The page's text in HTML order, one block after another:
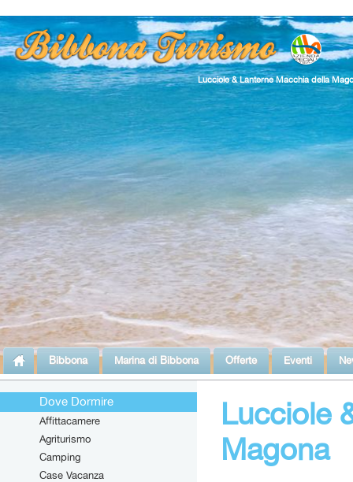
Lucciole & Lanterne Macchia della
Bibbona Marina di Bibbona Offerte Eventi
Dove Dormire
Affittacamere
Agriturismo
Camping
Case Vacanza
Lucciole
Magona